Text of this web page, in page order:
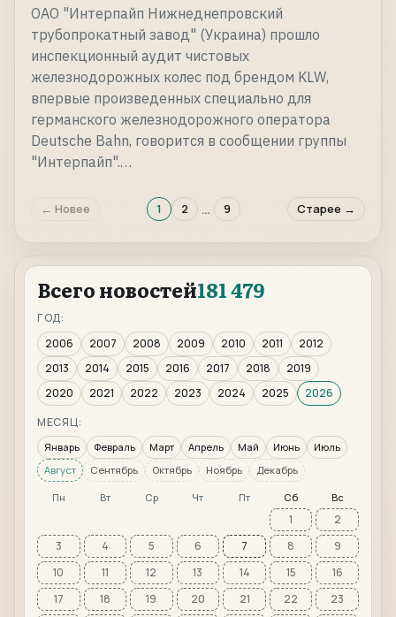
ОАО "Интерпайп Нижнеднепровский
трубопрокатный завод" (Украина) прошло
инспекционный аудит чистовых
железнодорожных колес под брендом KLW,
впервые произведенных специально для
германского железнодорожного оператора
Deutsche Bahn, говорится в сообщении группы
"Интерпайп".…
← Новее 1 2 … 9 Старее →
Всего новостей181 479
ГОД:
2006
2007 2008 2009 2010 2011
2012
2013
2014 2015 2016 2017 2018
2019
2020
2021 2022 2023 2024 2025
2026
МЕСЯЦ:
Январь Февраль Март Апрель Май Июнь
Июль
Август
Сентябрь Октябрь Ноябрь Декабрь
Пн Вт Ср Чт Пт Сб Вс
1
2
3
4 5 6 7 8
9
10
11 12 13 14 15
16
17
18 19 20 21 22
23